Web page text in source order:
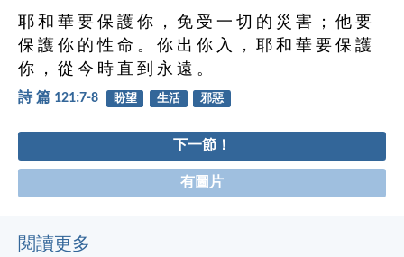
耶 和 華 要 保 護 你 ， 免 受 一 切 的 災 害 ； 他 要
保 護 你 的 性 命 。 你 出 你 入 ， 耶 和 華 要 保 護
你 ， 從 今 時 直 到 永 遠 。
詩 篇 121:7-8 盼望 生活 邪惡
下一節！
有圖片
閱讀更多